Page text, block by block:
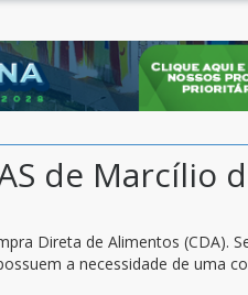
de Marcílio
Direta de Alimentos (CDA).
a necessidade de uma